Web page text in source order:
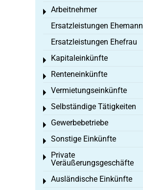
Arbeitnehmer
Toggle menu
Ersatzleistungen Ehemann
Ersatzleistungen Ehefrau
Kapitaleinkünfte
Toggle menu
Renteneinkünfte
Toggle menu
Vermietungseinkünfte
Toggle menu
Selbständige Tätigkeiten
Toggle menu
Gewerbebetriebe
Toggle menu
Sonstige Einkünfte
Toggle menu
Private
Veräußerungsgeschäfte
Toggle menu
Ausländische Einkünfte
Toggle menu